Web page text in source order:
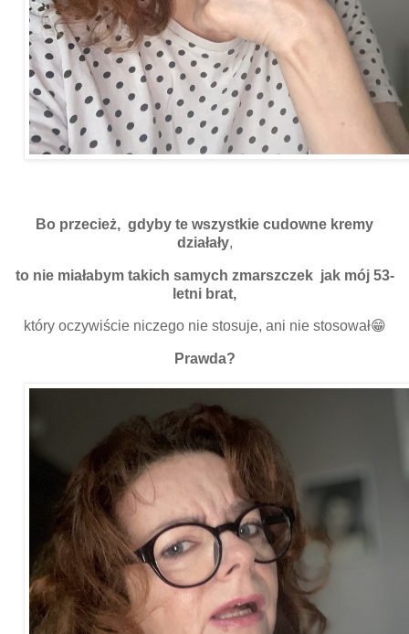
Bo przecież, gdyby te wszystkie cudowne kremy
działały,
to nie miałabym takich samych zmarszczek jak mój 53-
letni brat,
który oczywiście niczego nie stosuje, ani nie stosował😁
Prawda?